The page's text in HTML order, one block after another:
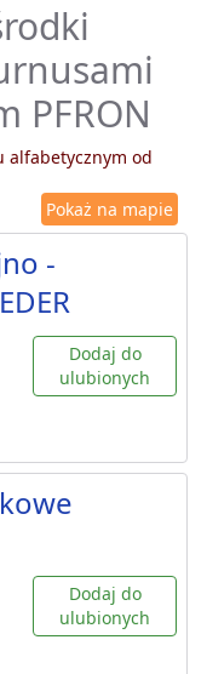
PFRON
alfabetycznym od
Pokaż na mapie
-
Dodaj do
ulubionych
Dodaj do
ulubionych